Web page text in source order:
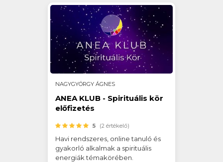
NAGYGYÖRGY ÁGNES
ANEA KLUB - Spirituális kör
előfizetés
5 (2 értékelő)
Havi rendszeres, online tanuló és
gyakorló alkalmak a spirituális
energiák témakörében.